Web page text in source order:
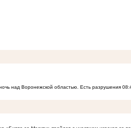
над Воронежской областью. Есть разрушения